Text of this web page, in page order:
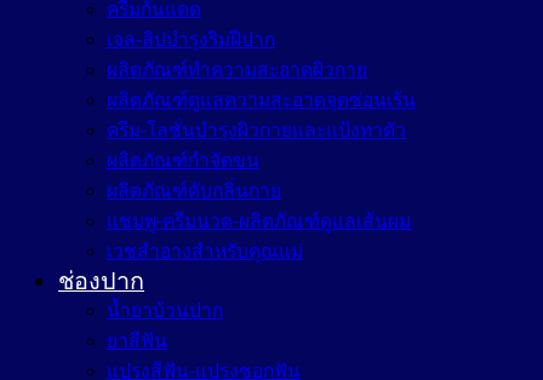
ครีมกันแดด
เจล-ลิปบำรุงริมฝีปาก
ผลิตภัณฑ์ทำความสะอาดผิวกาย
ผลิตภัณฑ์ดูแลความสะอาดจุดซ่อนเร้น
ครีม-โลชั่นบำรุงผิวกายและแป้งทาตัว
ผลิตภัณฑ์กำจัดขน
ผลิตภัณฑ์ดับกลิ่นกาย
แชมพู-ครีมนวด-ผลิตภัณฑ์ดูแลเส้นผม
เวชสำอางสำหรับคุณแม่
ช่องปาก
น้ำยาบ้วนปาก
ยาสีฟัน
แปรงสีฟัน-แปรงซอกฟัน